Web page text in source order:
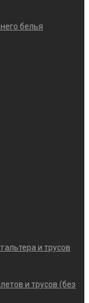
белья
и трусов
и трусов (без